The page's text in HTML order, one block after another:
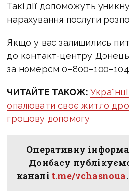
Такі дії допоможуть
нарахування послуги
Якщо у вас залишились
до контакт-центру
за номером
ЧИТАЙТЕ ТАКОЖ:
опалювати своє житло
грошову допомогу
Оперативну
Донбасу
каналі t.me/vchasnoua